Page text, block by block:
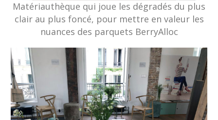
Matériauthèque qui joue les dégradés du plus
clair au plus foncé, pour mettre en valeur les
nuances des parquets BerryAlloc